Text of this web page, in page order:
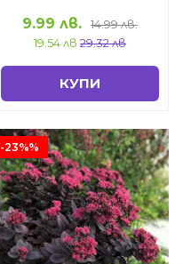
9.99 лв.
14.99 лв.
19.54 лв 29.32 лв
КУПИ
-23%%